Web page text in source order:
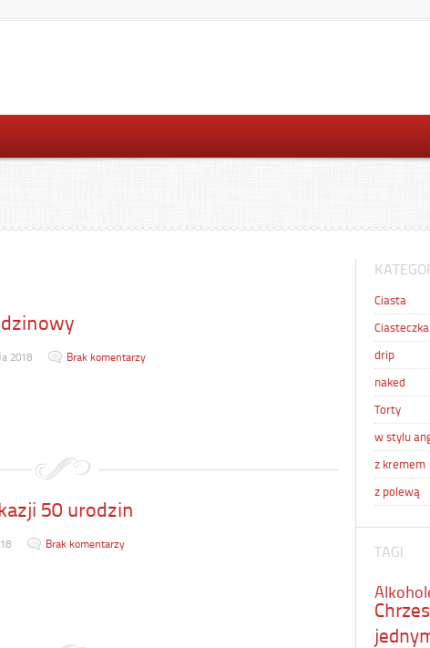
2018 Brak komentarzy
50 urodzin
Brak komentarzy
Ciasta
Ciasteczka
drip
naked
Torty
w stylu
z kremem
z polewą
TAGI